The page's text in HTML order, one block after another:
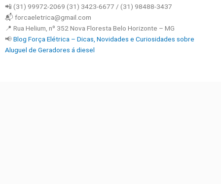
📲 (31) 99972-2069 (31) 3423-6677 / (31) 98488-3437
📬 forcaeletrica@gmail.com
📍 Rua Helium, nº 352 Nova Floresta Belo Horizonte – MG
📢Blog Força Elétrica – Dicas, Novidades e Curiosidades sobre
Aluguel de Geradores á diesel